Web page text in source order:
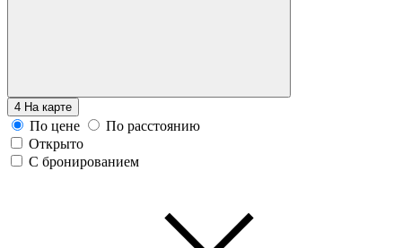
4 На карте
По цене
По расстоянию
Открыто
С бронированием